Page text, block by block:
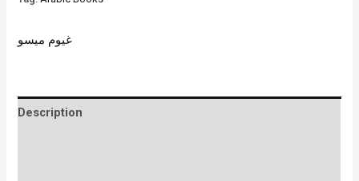
غيوم ميسو
Description